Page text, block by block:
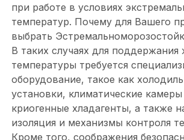
при работе в условиях
температур. Почему для Вашего
выбрать
В таких случаях для поддержания
температуры требуется
оборудование, такое как
установки, климатические
криогенные хладагенты, а также
изоляция и механизмы контроля
Кроме того, соображения